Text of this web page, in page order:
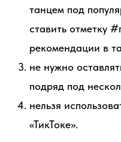
танцем под
ставить отметку
рекомендации в
не нужно
подряд под
нельзя
«ТикТоке».